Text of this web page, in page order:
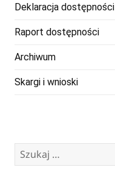
Deklaracja dostępności
Raport dostępności
Archiwum
Skargi i wnioski
Szukaj: